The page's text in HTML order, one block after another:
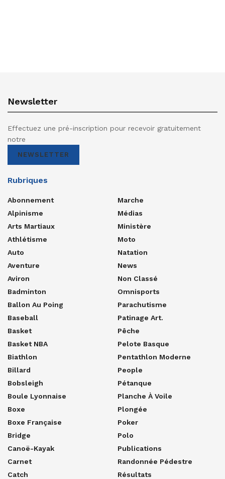
Newsletter
Effectuez une pré-inscription pour recevoir gratuitement
notre
NEWSLETTER
Rubriques
Abonnement
Alpinisme
Arts Martiaux
Athlétisme
Auto
Aventure
Aviron
Badminton
Ballon Au Poing
Baseball
Basket
Basket NBA
Biathlon
Billard
Bobsleigh
Boule Lyonnaise
Boxe
Boxe Française
Bridge
Canoë-Kayak
Carnet
Catch
Marche
Médias
Ministère
Moto
Natation
News
Non Classé
Omnisports
Parachutisme
Patinage Art.
Pêche
Pelote Basque
Pentathlon Moderne
People
Pétanque
Planche À Voile
Plongée
Poker
Polo
Publications
Randonnée Pédestre
Résultats